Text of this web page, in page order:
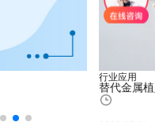
植入的材料革命